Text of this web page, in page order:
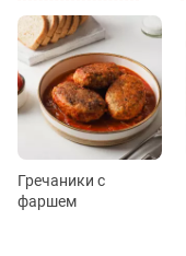
Гречаники с
фаршем